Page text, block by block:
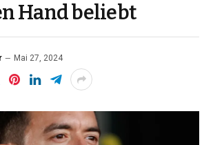
Hand beliebt
Mai 27, 2024